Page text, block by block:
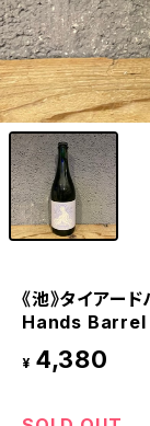
《池》タイア
Hands
¥ 4,380